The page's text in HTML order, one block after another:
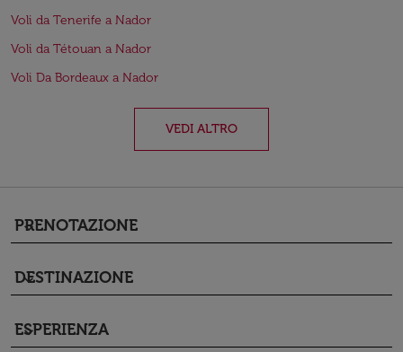
Voli da Tenerife a Nador
Voli da Tétouan a Nador
Voli Da Bordeaux a Nador
VEDI ALTRO
PRENOTAZIONE
keyboard_arrow_down
DESTINAZIONE
keyboard_arrow_down
ESPERIENZA
keyboard_arrow_down